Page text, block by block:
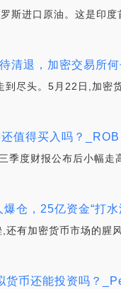
斯进口原油。这是印
清退，加密交易所
到尽头。5月22日,加
值得买入吗？_ROB
度财报公布后小幅
仓，25亿资金“打
有加密货币市场的
货币还能投资吗？